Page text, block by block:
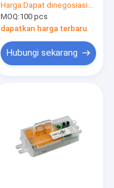
control tersedia,
fungsi prioritas siang
hari
Harga:Dapat dinegosiasikan
MOQ:100 pcs
dapatkan harga terbaru
Hubungi sekarang